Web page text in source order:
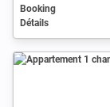
Booking
Détails